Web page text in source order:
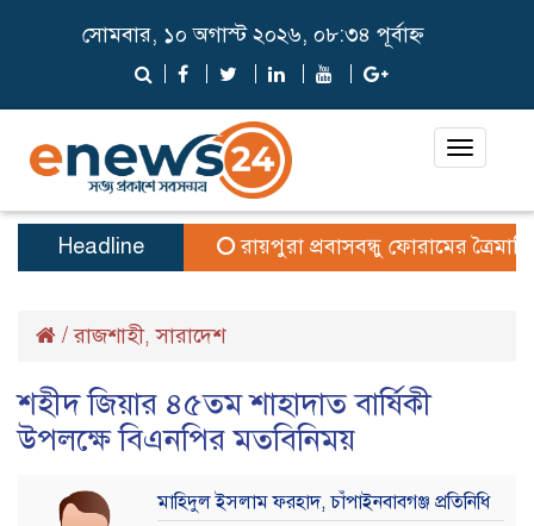
সোমবার, ১০ অগাস্ট ২০২৬, ০৮:৩৪ পূর্বাহ্ন
Toggle
Headline রায়পুরা প্রবাসবন্ধু ফোরামের ত্রৈমাসিক
/রাজশাহী,সারাদেশ
শহীদ জিয়ার ৪৫তম শাহাদাত বার্ষিকী
উপলক্ষে বিএনপির মতবিনিময়
মাহিদুল ইসলাম ফরহাদ, চাঁপাইনবাবগঞ্জ প্রতিনিধি